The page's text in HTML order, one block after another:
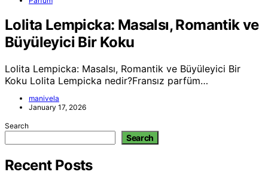
Lolita Lempicka: Masalsı, Romantik ve
Büyüleyici Bir Koku
Lolita Lempicka: Masalsı, Romantik ve Büyüleyici Bir
Koku Lolita Lempicka nedir?Fransız parfüm…
manivela
January 17, 2026
Search
Search
Recent Posts